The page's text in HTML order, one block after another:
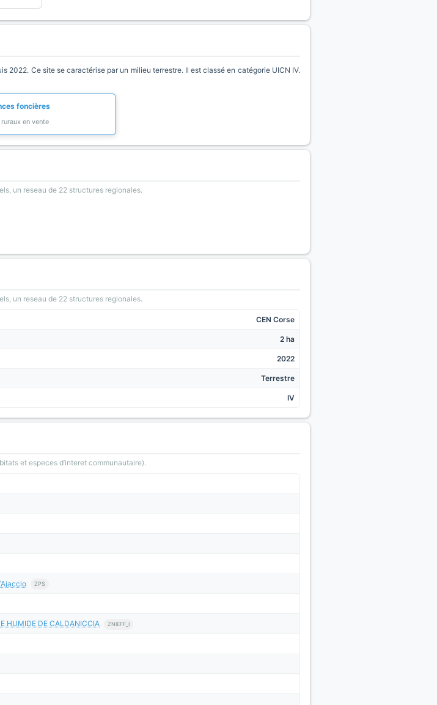
2022. Ce site se caractérise par un milieu terrestre. Il est classé en catégorie UICN IV.
foncières
en vente
un reseau de 22 structures regionales.
un reseau de 22 structures regionales.
CEN Corse
2 ha
2022
Terrestre
IV
et especes d’interet communautaire).
ZPS
HUMIDE DE CALDANICCIA ZNIEFF_I